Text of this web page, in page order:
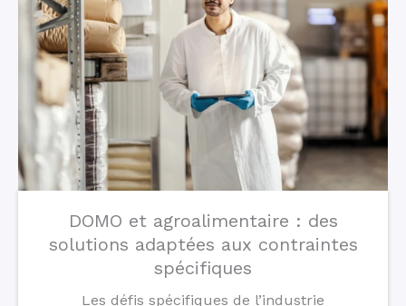
DOMO et agroalimentaire : des
solutions adaptées aux contraintes
spécifiques
Les défis spécifiques de l’industrie